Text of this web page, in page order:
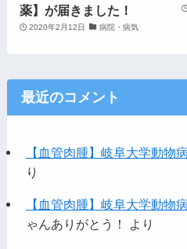
薬】が届きました！
2020年2月12日 病院・病気
最近のコメント
【血管肉腫】岐阜大学動物
り
【血管肉腫】岐阜大学動物
ゃんありがとう！
より